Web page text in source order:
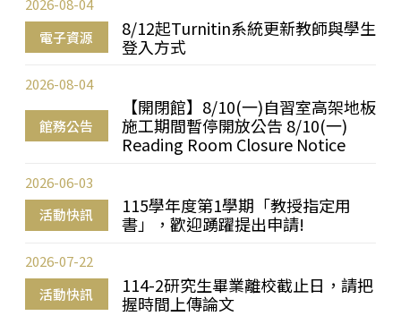
電子資源
8/12起Turnitin系統更新教師與學生
登入方式
2026-08-04
館務公告
【開閉館】8/10(一)自習室高架地板
施工期間暫停開放公告 8/10(一)
Reading Room Closure Notice
2026-08-04
活動快訊
115學年度第1學期「教授指定用
書」，歡迎踴躍提出申請!
2026-06-03
活動快訊
114-2研究生畢業離校截止日，請把
握時間上傳論文
2026-07-22